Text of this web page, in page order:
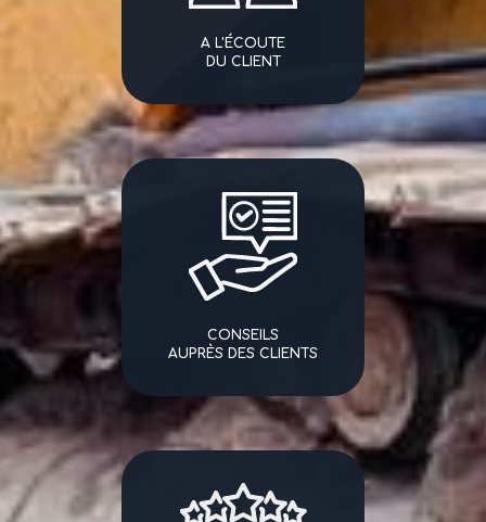
A L'ÉCOUTE
DU CLIENT
CONSEILS
AUPRÈS DES CLIENTS